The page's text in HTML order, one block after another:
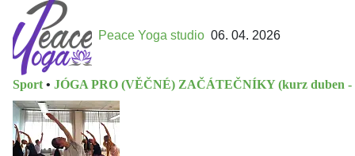
Peace Yoga studio 06. 04. 2026
Sport • JÓGA PRO (VĚČNÉ) ZAČÁTEČNÍKY (kurz duben -